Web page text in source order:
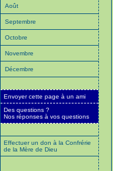
Août
Septembre
Octobre
Novembre
Décembre
Envoyer cette page à un ami
Des questions ?
Nos réponses à vos questions
Effectuer un don à la Confrérie
de la Mère de Dieu